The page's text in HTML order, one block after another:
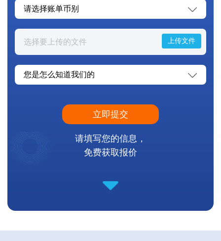
选择要上传的文件 上传文件
立即提交
请填写您的信息，
免费获取报价